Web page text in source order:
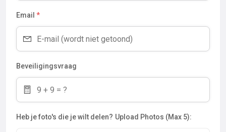
Email *
Beveiligingsvraag
Heb je foto's die je wilt delen? Upload Photos (Max 5):